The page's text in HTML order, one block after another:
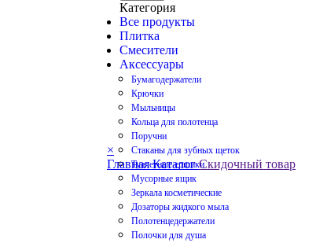
×
ГлавнаяКаталогСкидочный товар
Категория
Все продукты
Плитка
Смесители
Аксессуары
Бумагодержатели
Крючки
Мыльницы
Кольца для полотенца
Поручни
Стаканы для зубных щеток
Туалетные ершики
Мусорные ящик
Зеркала косметические
Дозаторы жидкого мыла
Полотенцедержатели
Полочки для душа